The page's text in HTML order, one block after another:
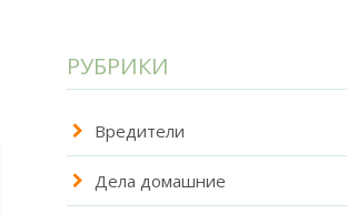
РУБРИКИ
Вредители
Дела домашние